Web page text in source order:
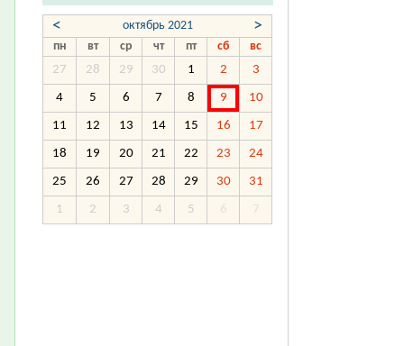
< октябрь 2021 >
пн вт ср чт пт сб
вс
27
28 29 30 1 2 3
4 5 6 7 8 9 10
11 12 13 14 15 16 17
18 19 20 21 22 23 24
25 26 27 28 29 30 31
1 2 3 4 5 6 7